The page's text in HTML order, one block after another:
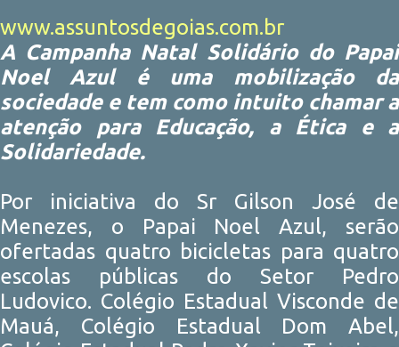
www.assuntosdegoias.com.br
A Campanha Natal Solidário do Papai
Noel Azul é uma mobilização da
sociedade e tem como intuito chamar a
atenção para Educação, a Ética e a
Solidariedade.
Por iniciativa do Sr Gilson José de
Menezes, o Papai Noel Azul, serão
ofertadas quatro bicicletas para quatro
escolas públicas do Setor Pedro
Ludovico. Colégio Estadual Visconde de
Mauá, Colégio Estadual Dom Abel,